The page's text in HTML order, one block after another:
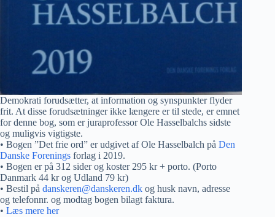
Demokrati forudsætter, at information og synspunkter flyder
frit. At disse forudsætninger ikke længere er til stede, er emnet
for denne bog, som er juraprofessor Ole Hasselbalchs sidste
og muligvis vigtigste.
• Bogen ”Det frie ord” er udgivet af Ole Hasselbalch på Den
Danske Forenings forlag i 2019.
• Bogen er på 312 sider og koster 295 kr + porto. (Porto
Danmark 44 kr og Udland 79 kr)
• Bestil på danskeren@danskeren.dk og husk navn, adresse
og telefonnr. og modtag bogen bilagt faktura.
• Læs mere her